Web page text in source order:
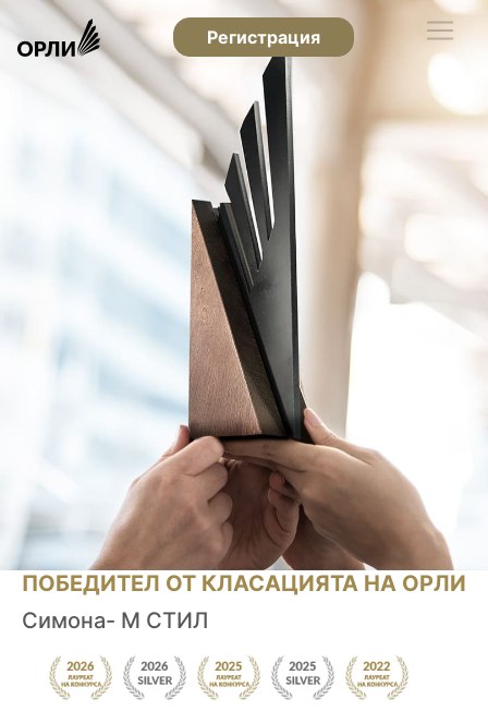
Регистрация
ПОБЕДИТЕЛ ОТ КЛАСАЦИЯТА НА ОРЛИ
Симона- М СТИЛ